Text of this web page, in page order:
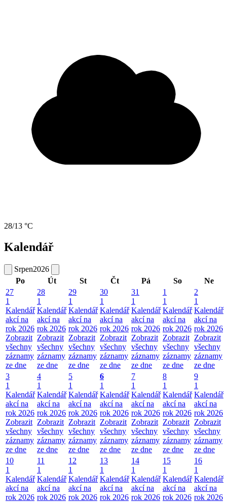
28/13 °C
Kalendář
Srpen2026
Po
Út St Čt Pá So
Ne
27
1
Kalendář
akcí na
rok 2026
Zobrazit
všechny
záznamy
ze dne
28
1
Kalendář
akcí na
rok 2026
Zobrazit
všechny
záznamy
ze dne
29
1
Kalendář
akcí na
rok 2026
Zobrazit
všechny
záznamy
ze dne
30
1
Kalendář
akcí na
rok 2026
Zobrazit
všechny
záznamy
ze dne
31
1
Kalendář
akcí na
rok 2026
Zobrazit
všechny
záznamy
ze dne
1
1
Kalendář
akcí na
rok 2026
Zobrazit
všechny
záznamy
ze dne
2
1
Kalendář
akcí na
rok 2026
Zobrazit
všechny
záznamy
ze dne
3
1
Kalendář
akcí na
rok 2026
Zobrazit
všechny
záznamy
ze dne
4
1
Kalendář
akcí na
rok 2026
Zobrazit
všechny
záznamy
ze dne
5
1
Kalendář
akcí na
rok 2026
Zobrazit
všechny
záznamy
ze dne
6
1
Kalendář
akcí na
rok 2026
Zobrazit
všechny
záznamy
ze dne
7
1
Kalendář
akcí na
rok 2026
Zobrazit
všechny
záznamy
ze dne
8
1
Kalendář
akcí na
rok 2026
Zobrazit
všechny
záznamy
ze dne
9
1
Kalendář
akcí na
rok 2026
Zobrazit
všechny
záznamy
ze dne
10
1
Kalendář
akcí na
rok 2026
11
1
Kalendář
akcí na
rok 2026
12
1
Kalendář
akcí na
rok 2026
13
1
Kalendář
akcí na
rok 2026
14
1
Kalendář
akcí na
rok 2026
15
1
Kalendář
akcí na
rok 2026
16
1
Kalendář
akcí na
rok 2026